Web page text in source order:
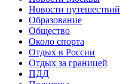
Новости путешествий
Образование
Общество
Около спорта
Отдых в России
Отдых за границей
ПДД